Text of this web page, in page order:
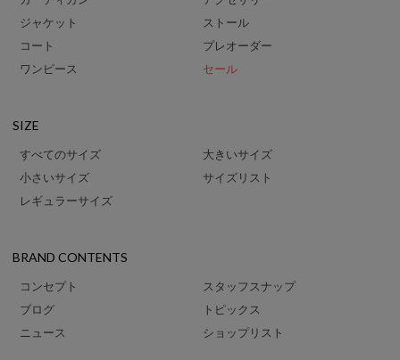
ジャケット
コート
ワンピース
ストール
プレオーダー
セール
SIZE
すべてのサイズ
小さいサイズ
レギュラーサイズ
大きいサイズ
サイズリスト
BRAND CONTENTS
コンセプト
ブログ
ニュース
スタッフスナップ
トピックス
ショップリスト